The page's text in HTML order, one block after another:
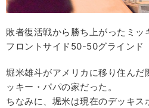
敗者復活戦から勝ち上がったミ
フロントサイド50-50グラインド
堀米雄斗がアメリカに移り住んだ
ッキー・パパの家だった。
ちなみに、堀米は現在のデッキ